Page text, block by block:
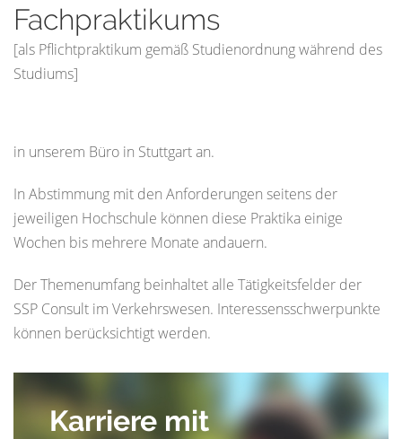
Fachpraktikums
[als Pflichtpraktikum gemäß Studienordnung während des
Studiums]
in unserem Büro in Stuttgart an.
In Abstimmung mit den Anforderungen seitens der
jeweiligen Hochschule können diese Praktika einige
Wochen bis mehrere Monate andauern.
Der Themenumfang beinhaltet alle Tätigkeitsfelder der
SSP Consult im Verkehrswesen. Interessensschwerpunkte
können berücksichtigt werden.
Karriere mit